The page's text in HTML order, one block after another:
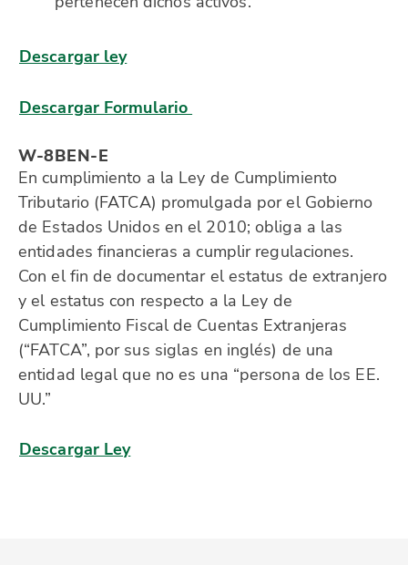
Descargar ley
Descargar Formulario
W-8BEN-E
En cumplimiento a la Ley de Cumplimiento
Tributario (FATCA) promulgada por el Gobierno
de Estados Unidos en el 2010; obliga a las
entidades financieras a cumplir regulaciones.
Con el fin de documentar el estatus de extranjero
y el estatus con respecto a la Ley de
Cumplimiento Fiscal de Cuentas Extranjeras
(“FATCA”, por sus siglas en inglés) de una
entidad legal que no es una “persona de los EE.
UU.”
Descargar Ley